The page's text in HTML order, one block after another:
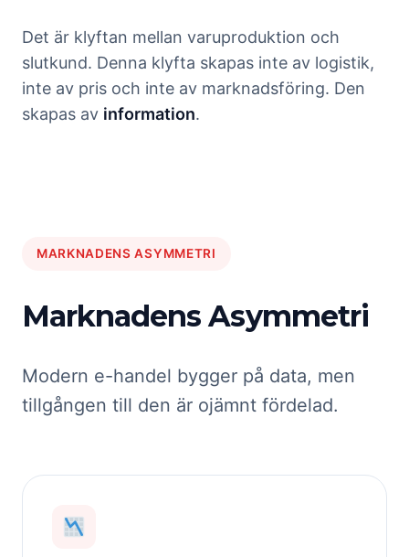
Det är klyftan mellan varuproduktion och
slutkund. Denna klyfta skapas inte av logistik,
inte av pris och inte av marknadsföring. Den
skapas av information.
MARKNADENS ASYMMETRI
Marknadens Asymmetri
Modern e-handel bygger på data, men
tillgången till den är ojämnt fördelad.